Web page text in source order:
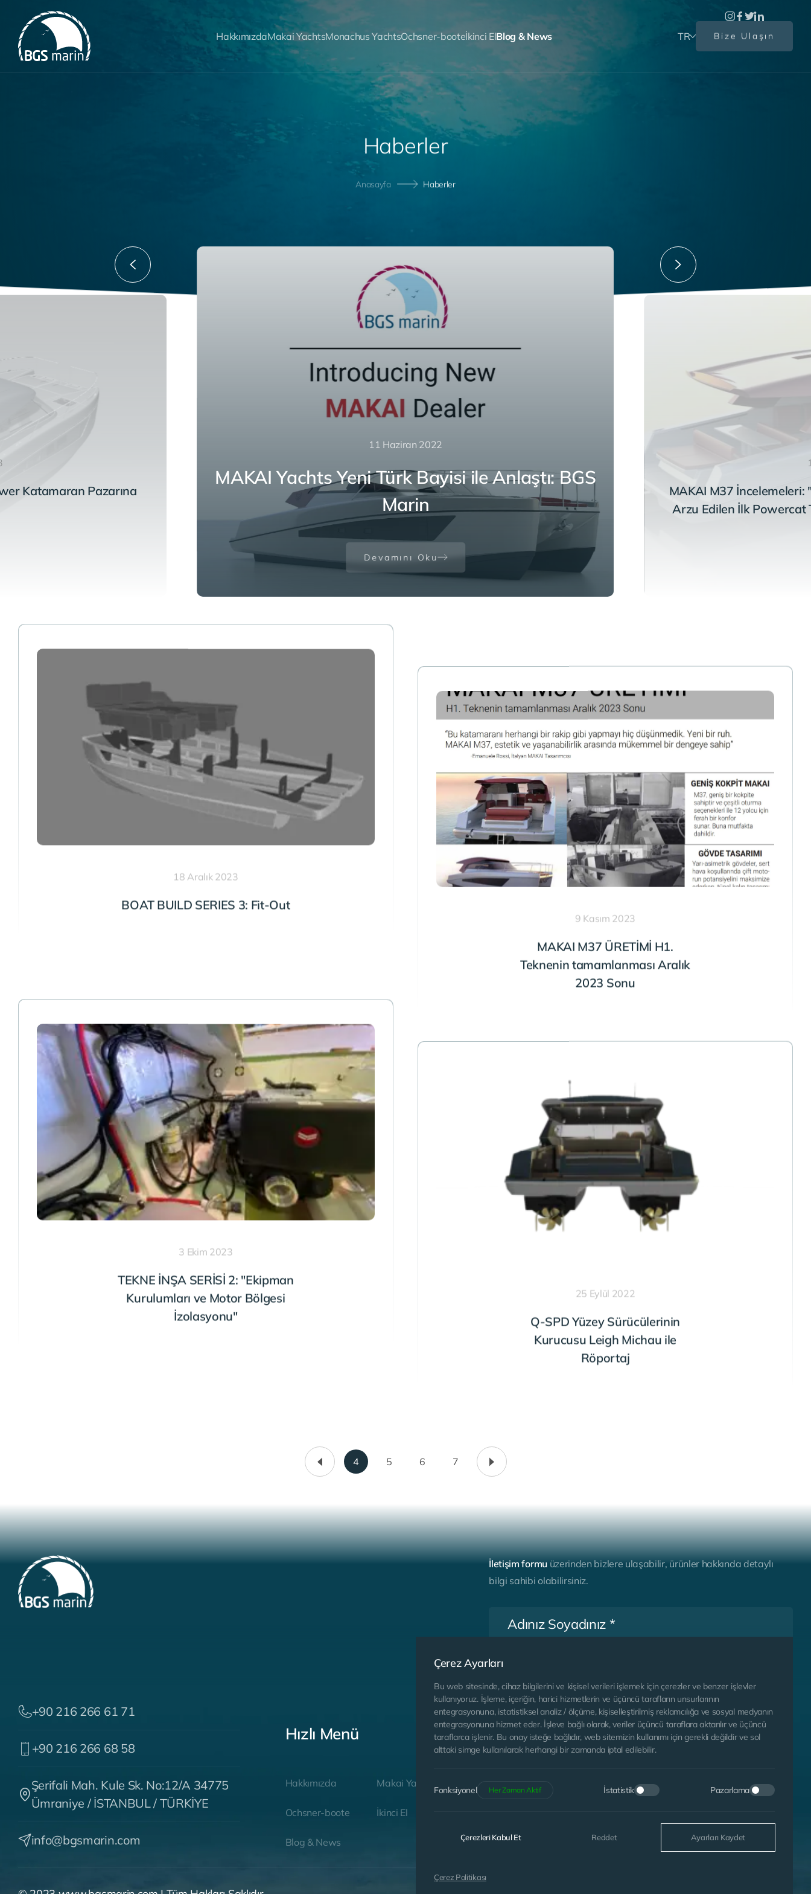
HakkımızdaMakai YachtsMonachus YachtsOchsner-booteİkinci ElBlog & News TR Bize Ulaşın
Haberler
Anasayfa Haberler
Katamaran Pazarına
11 Haziran 2022
MAKAI Yachts Yeni Türk Bayisi ile Anlaştı: BGS
Marin
Devamını Oku
MAKAI M37 İncelemeleri:
Arzu Edilen İlk Powercat
18 Aralık 2023
BOAT BUILD SERIES 3: Fit-Out
9 Kasım 2023
MAKAI M37 ÜRETİMİ H1.
Teknenin tamamlanması Aralık
2023 Sonu
3 Ekim 2023
TEKNE İNŞA SERİSİ 2: "Ekipman
Kurulumları ve Motor Bölgesi
İzolasyonu"
25 Eylül 2022
Q-SPD Yüzey Sürücülerinin
Kurucusu Leigh Michau ile
Röportaj
4 5 6 7
+90 216 266 61 71
+90 216 266 68 58
Şerifali Mah. Kule Sk. No:12/A 34775
Ümraniye / İSTANBUL / TÜRKİYE
info@bgsmarin.com
Hızlı Menü
Hakkımızda Makai Yachts
Ochsner-boote İkinci El
Blog & News
İletişim formu üzerinden bizlere ulaşabilir, ürünler hakkında detaylı
bilgi sahibi olabilirsiniz.
Kabul ediyorum.
GÖNDER
Çerez Ayarları
Bu web sitesinde, cihaz bilgilerini ve kişisel verileri işlemek için çerezler ve benzer işlevler
kullanıyoruz. İşleme, içeriğin, harici hizmetlerin ve üçüncü tarafların unsurlarının
entegrasyonuna, istatistiksel analiz / ölçüme, kişiselleştirilmiş reklamcılığa ve sosyal medyanın
entegrasyonuna hizmet eder. İşleve bağlı olarak, veriler üçüncü taraflara aktarılır ve üçüncü
taraflarca işlenir. Bu onay isteğe bağlıdır, web sitemizin kullanımı için gerekli değildir ve sol
alttaki simge kullanılarak herhangi bir zamanda iptal edilebilir.
Fonksiyonel Her Zaman Aktif İstatistik Pazarlama
Çerezleri Kabul Et Reddet Ayarları Kaydet
Çerez Politikası